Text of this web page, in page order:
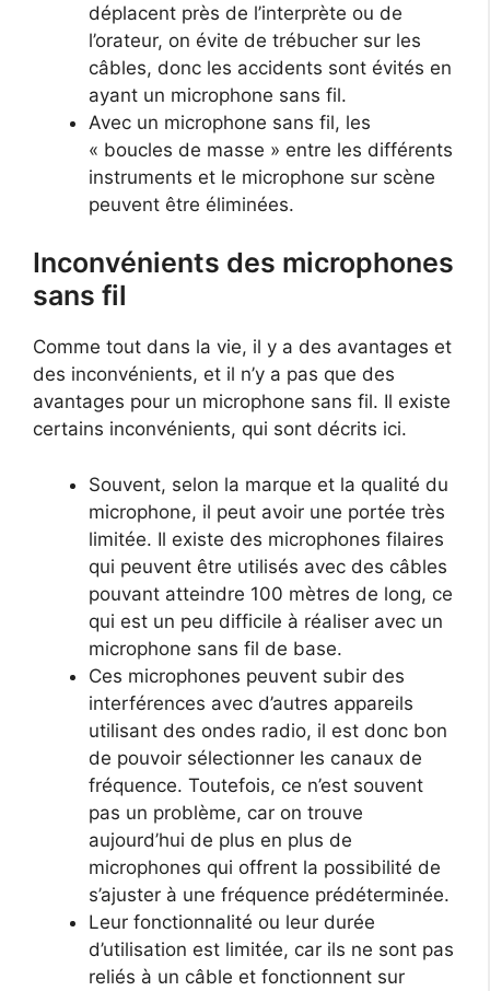
déplacent près de l’interprète ou de
l’orateur, on évite de trébucher sur les
câbles, donc les accidents sont évités en
ayant un microphone sans fil.
Avec un microphone sans fil, les
« boucles de masse » entre les différents
instruments et le microphone sur scène
peuvent être éliminées.
Inconvénients des microphones
sans fil
Comme tout dans la vie, il y a des avantages et
des inconvénients, et il n’y a pas que des
avantages pour un microphone sans fil. Il existe
certains inconvénients, qui sont décrits ici.
Souvent, selon la marque et la qualité du
microphone, il peut avoir une portée très
limitée. Il existe des microphones filaires
qui peuvent être utilisés avec des câbles
pouvant atteindre 100 mètres de long, ce
qui est un peu difficile à réaliser avec un
microphone sans fil de base.
Ces microphones peuvent subir des
interférences avec d’autres appareils
utilisant des ondes radio, il est donc bon
de pouvoir sélectionner les canaux de
fréquence. Toutefois, ce n’est souvent
pas un problème, car on trouve
aujourd’hui de plus en plus de
microphones qui offrent la possibilité de
s’ajuster à une fréquence prédéterminée.
Leur fonctionnalité ou leur durée
d’utilisation est limitée, car ils ne sont pas
reliés à un câble et fonctionnent sur